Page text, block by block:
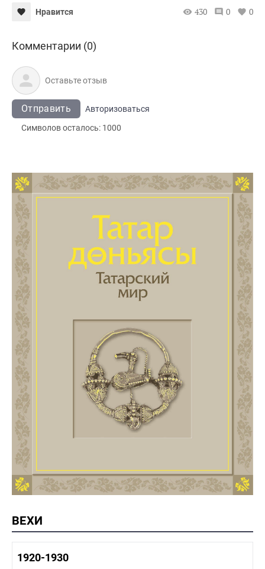
Нравится 430 0 0
Комментарии (0)
Отправить
Авторизоваться
Символов осталось: 1000
ВЕХИ
1920-1930